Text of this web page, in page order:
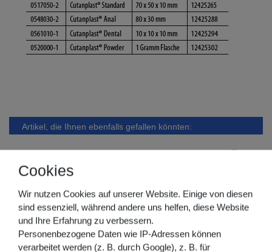
Artikel, die Ihnen ebenfalls gefallen könnten:
Cookies
Wir nutzen Cookies auf unserer Website. Einige von diesen
sind essenziell, während andere uns helfen, diese Website
und Ihre Erfahrung zu verbessern.
Personenbezogene Daten wie IP-Adressen können
verarbeitet werden (z. B. durch Google), z. B. für